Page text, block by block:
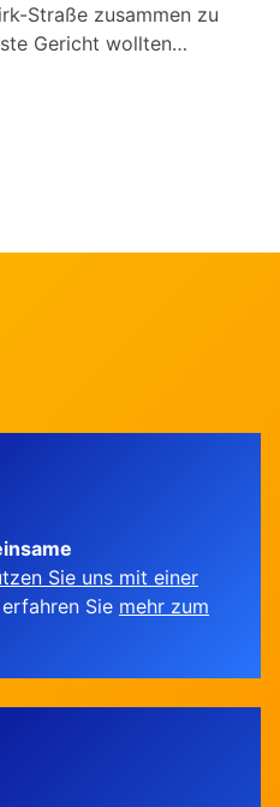
Straße zusammen zu
Gericht wollten…
Sie uns mit einer
Sie mehr zum